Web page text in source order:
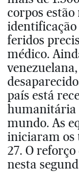
corpos
feridos
médico.
país está
humanitária
mundo. As
iniciaram os
27. O
nesta